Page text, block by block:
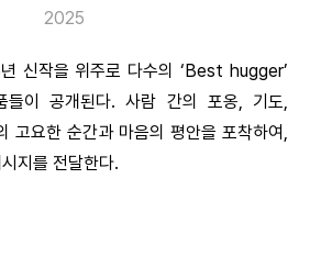
2025
신작을 위주로 다수의 ‘Best hugger’
들이 공개된다. 사람 간의 포옹, 기도,
고요한 순간과 마음의 평안을 포착하여,
지를 전달한다.